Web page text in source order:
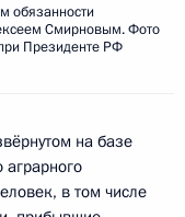
обязанности
Смирновым. Фото
Президенте РФ
на базе
аграрного
в том числе